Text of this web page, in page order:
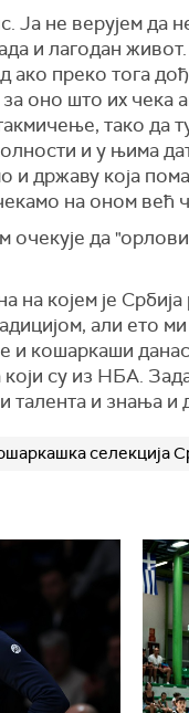
Ја не верујем да
и лагодан
ако преко тога
оно што их чека
тако да
и у њима
државу која
на оном већ
да
на којем је
али ето
и кошаркаши
су из НБА. За
и талента и
селекција